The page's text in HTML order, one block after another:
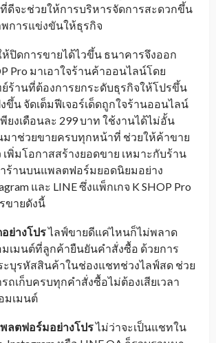
ดีจะช่วยให้การบริหารจัดการสะดวกขึ้น
การแข่งขันให้ธุรกิจ
ปิดการขายได้ไวขึ้น ธนาคารจึงออก
Pro มาเอาใจร้านค้าออนไลน์โดย
ย์ร้านที่ต้องการยกระดับธุรกิจให้โปรขึ้น
ขึ้น จัดเต็มฟีเจอร์เด็ดถูกใจร้านออนไลน์
ยงเดือนละ 299 บาท ใช้งานได้ไม่อั้น
าช่วยขายครบทุกหน้าที่ ช่วยให้ค้าขาย
พิ่มโอกาสสร้างยอดขาย เหมาะกับร้าน
ร้านบนแพลตฟอร์มยอดนิยมอย่าง
และ LINE ซึ่งแพ็กเกจ K SHOP Pro
ขายดังนี้
ย่างโปรไลฟ์ขายดีแค่ไหนก็ไม่พลาด
เมนต์ที่ลูกค้ายืนยันคำสั่งซื้อ ด้วยการ
ะบุรหัสสินค้าในช่องแชทช่วงไลฟ์สด ช่วย
ถเก็บครบทุกคำสั่งซื้อไม่ต้องเสียเวลา
มเมนต์
ลตฟอร์มอย่างโปรไม่ว่าจะเป็นแชทใน